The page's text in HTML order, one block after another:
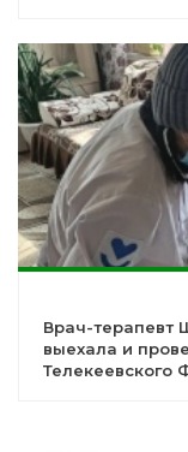
Врач-терапевт
выехала и
Телекеевского